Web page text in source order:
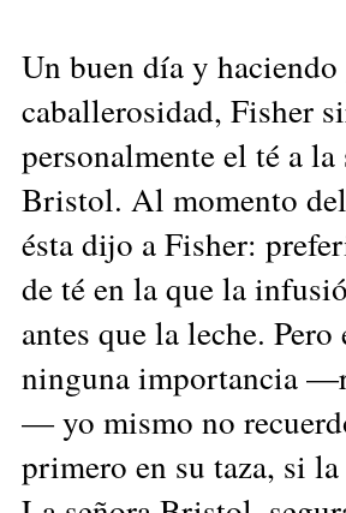
Un buen día y haciendo
caballerosidad, Fisher
personalmente el té a la
Bristol. Al momento
ésta dijo a Fisher:
de té en la que la
antes que la leche.
ninguna importancia
— yo mismo no
primero en su taza, si